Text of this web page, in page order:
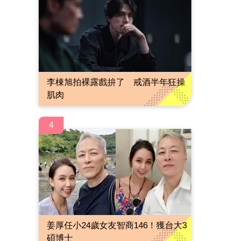
李棟旭拍裸露戲拚了 戒酒半年狂操
肌肉
4
姜厚任小24歲女友智商146！獲台大3
碩博士